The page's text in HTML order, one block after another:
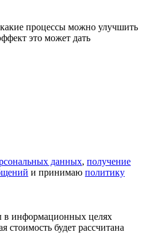
процессы можно улучшить
это может дать
данных, получение
и принимаю политику
в информационных целях
стоимость будет рассчитана